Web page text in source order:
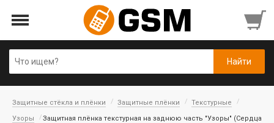
Защитные стёкла и плёнки Защитные плёнки
Текстурные
Узоры
Защитная плёнка текстурная на заднюю часть "Узоры" (Сердца